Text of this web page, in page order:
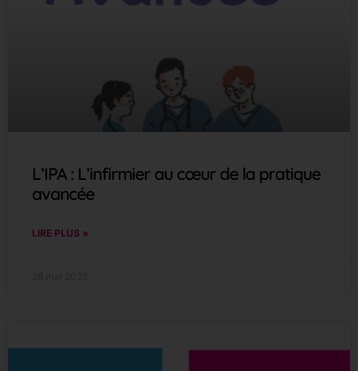
L’IPA : L’infirmier au cœur de la pratique
avancée
LIRE PLUS »